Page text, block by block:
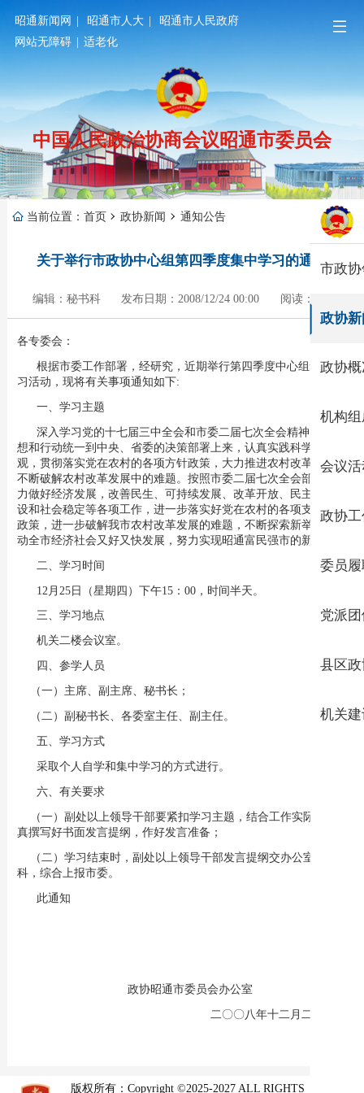
昭通新闻网 | 昭通市人大 |
昭通市人民政府
网站无障碍 | 适老化
中国人民政治协商会议昭通市委员会
市政
政协新
政协概
机构组
会议活
政协工
委员履
党派
县区政
机关建
当前位置： 首页 政协新闻 通知公告
关于举行市政协中心组第四季度集中学习的通知
编辑：秘书科 发布日期：2008/12/24 00:00 阅读：701
各专委会：
根据市委工作部署，经研究，近期举行第四季度中心组集中学
习活动，现将有关事项通知如下:
一、学习主题
深入学习党的十七届三中全会和市委二届七次全会精神，把思
想和行动统一到中央、省委的决策部署上来，认真实践科学发展
观，贯彻落实党在农村的各项方针政策，大力推进农村改革发展，
不断破解农村改革发展中的难题。按照市委二届七次全会部署，全
力做好经济发展，改善民生、可持续发展、改革开放、民主政治建
设和社会稳定等各项工作，进一步落实好党在农村的各项支农惠农
政策，进一步破解我市农村改革发展的难题，不断探索新举措，推
动全市经济社会又好又快发展，努力实现昭通富民强市的新跨越。
二、学习时间
12月25日（星期四）下午15：00，时间半天。
三、学习地点
机关二楼会议室。
四、参学人员
（一）主席、副主席、秘书长；
（二）副秘书长、各委室主任、副主任。
五、学习方式
采取个人自学和集中学习的方式进行。
六、有关要求
（一）副处以上领导干部要紧扣学习主题，结合工作实际，认
真撰写好书面发言提纲，作好发言准备；
（二）学习结束时，副处以上领导干部发言提纲交办公室秘书
科，综合上报市委。
此通知
政协昭通市委员会办公室
二〇〇八年十二月二十二日
版权所有：Copyright ©2025-2027 ALL RIGHTS